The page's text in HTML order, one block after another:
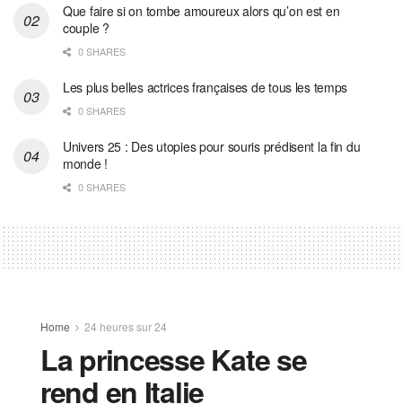
Que faire si on tombe amoureux alors qu’on est en
couple ?
0 SHARES
Les plus belles actrices françaises de tous les temps
0 SHARES
Univers 25 : Des utopies pour souris prédisent la fin du
monde !
0 SHARES
Home 24 heures sur 24
La princesse Kate se
rend en Italie